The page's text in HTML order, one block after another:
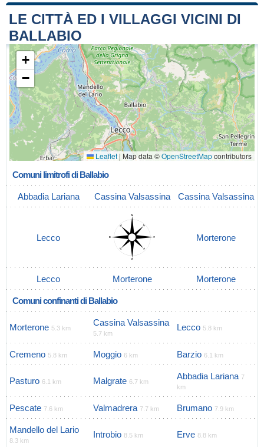
LE CITTÀ ED I VILLAGGI VICINI DI
BALLABIO
+
−
Leaflet | Map data ©OpenStreetMapcontributors
Comuni limitrofi di Ballabio
Abbadia Lariana Cassina Valsassina Cassina Valsassina
Lecco Morterone
Lecco Morterone Morterone
Comuni confinanti di Ballabio
Morterone 5.3 km
Cassina Valsassina
5.7 km
Lecco 5.8 km
Cremeno 5.8 km Moggio 6 km Barzio 6.1 km
Pasturo 6.1 km Malgrate 6.7 km
Abbadia Lariana 7
km
Pescate 7.6 km Valmadrera 7.7 km Brumano 7.9 km
Mandello del Lario
8.3 km
Introbio 8.5 km Erve 8.8 km